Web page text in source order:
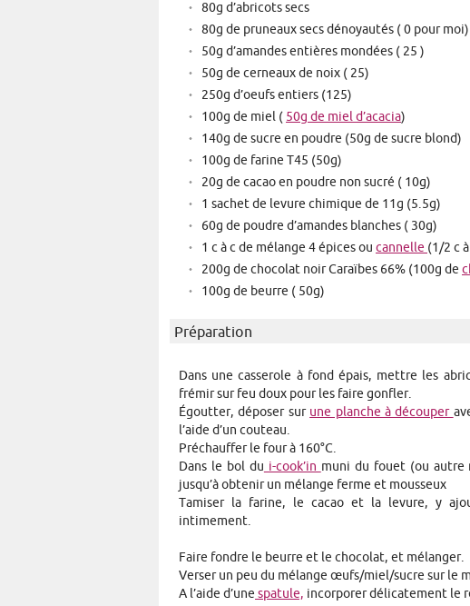
80g d’abricots secs
80g de pruneaux secs dénoyautés ( 0 pour moi)
50g d’amandes entières mondées ( 25 )
50g de cerneaux de noix ( 25)
250g d’oeufs entiers (125)
100g de miel ( 50g de miel d’acacia)
140g de sucre en poudre (50g de sucre blond)
100g de farine T45 (50g)
20g de cacao en poudre non sucré ( 10g)
1 sachet de levure chimique de 11g (5.5g)
60g de poudre d’amandes blanches ( 30g)
1 c à c de mélange 4 épices ou cannelle (1/2 c
200g de chocolat noir Caraïbes 66% (100g de
100g de beurre ( 50g)
Préparation
Dans une casserole à fond épais, mettre les
frémir sur feu doux pour les faire gonfler.
Égoutter, déposer sur une planche à découper
l’aide d’un couteau.
Préchauffer le four à 160°C.
Dans le bol du i-cook’in muni du fouet (ou
jusqu’à obtenir un mélange ferme et mousseux
Tamiser la farine, le cacao et la levure, y
intimement.
Faire fondre le beurre et le chocolat, et mélanger.
Verser un peu du mélange œufs/miel/sucre sur
A l’aide d’une spatule, incorporer délicatement le